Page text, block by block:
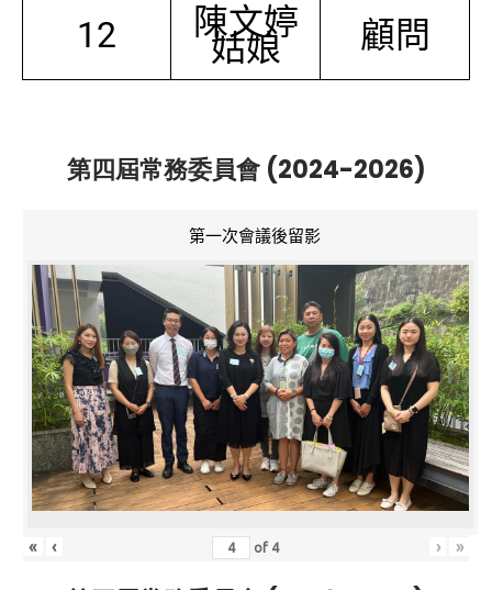
12 陳文婷
姑娘 顧問
第四屆常務委員會 (2024-2026)
第一次會議後留影
« ‹ of 4 › »